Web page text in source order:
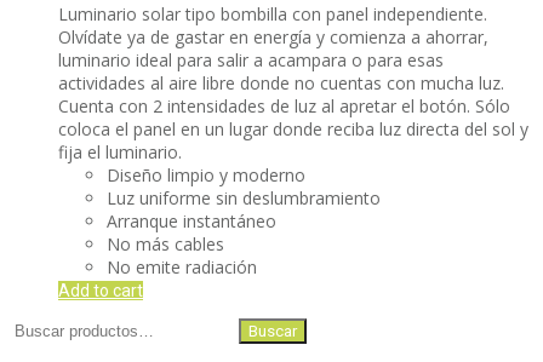
Luminario solar tipo bombilla con panel independiente.
Olvídate ya de gastar en energía y comienza a ahorrar,
luminario ideal para salir a acampara o para esas
actividades al aire libre donde no cuentas con mucha luz.
Cuenta con 2 intensidades de luz al apretar el botón. Sólo
coloca el panel en un lugar donde reciba luz directa del sol y
fija el luminario.
Diseño limpio y moderno
Luz uniforme sin deslumbramiento
Arranque instantáneo
No más cables
No emite radiación
Add to cart
Buscar
Buscar